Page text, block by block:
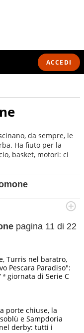
ACCEDI
da sempre, le
Ha fiuto per la
basket, motori: ci
pagina 11 di 22
Turris nel baratro,
Pescara Paradiso":
giornata di Serie C
porte chiuse, la
e Sampdoria
derby: tutti i